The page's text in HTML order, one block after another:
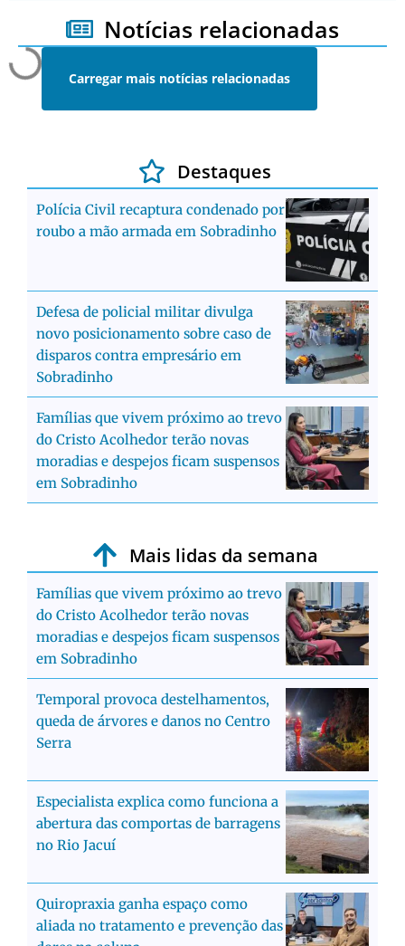
Notícias relacionadas
Carregar mais notícias relacionadas
Destaques
Polícia Civil recaptura condenado por
roubo a mão armada em Sobradinho
Defesa de policial militar divulga
novo posicionamento sobre caso de
disparos contra empresário em
Sobradinho
Famílias que vivem próximo ao trevo
do Cristo Acolhedor terão novas
moradias e despejos ficam suspensos
em Sobradinho
Mais lidas da semana
Famílias que vivem próximo ao trevo
do Cristo Acolhedor terão novas
moradias e despejos ficam suspensos
em Sobradinho
Temporal provoca destelhamentos,
queda de árvores e danos no Centro
Serra
Especialista explica como funciona a
abertura das comportas de barragens
no Rio Jacuí
Quiropraxia ganha espaço como
aliada no tratamento e prevenção das